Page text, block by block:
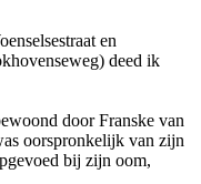
en
deed ik
door Franske van
oorspronkelijk van zijn
bij zijn oom,